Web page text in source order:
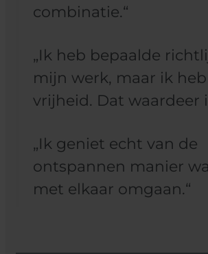
combinatie.“
„Ik heb bepaalde
mijn werk, maar ik heb
vrijheid. Dat waardeer
„Ik geniet echt van de
ontspannen manier
met elkaar omgaan.“